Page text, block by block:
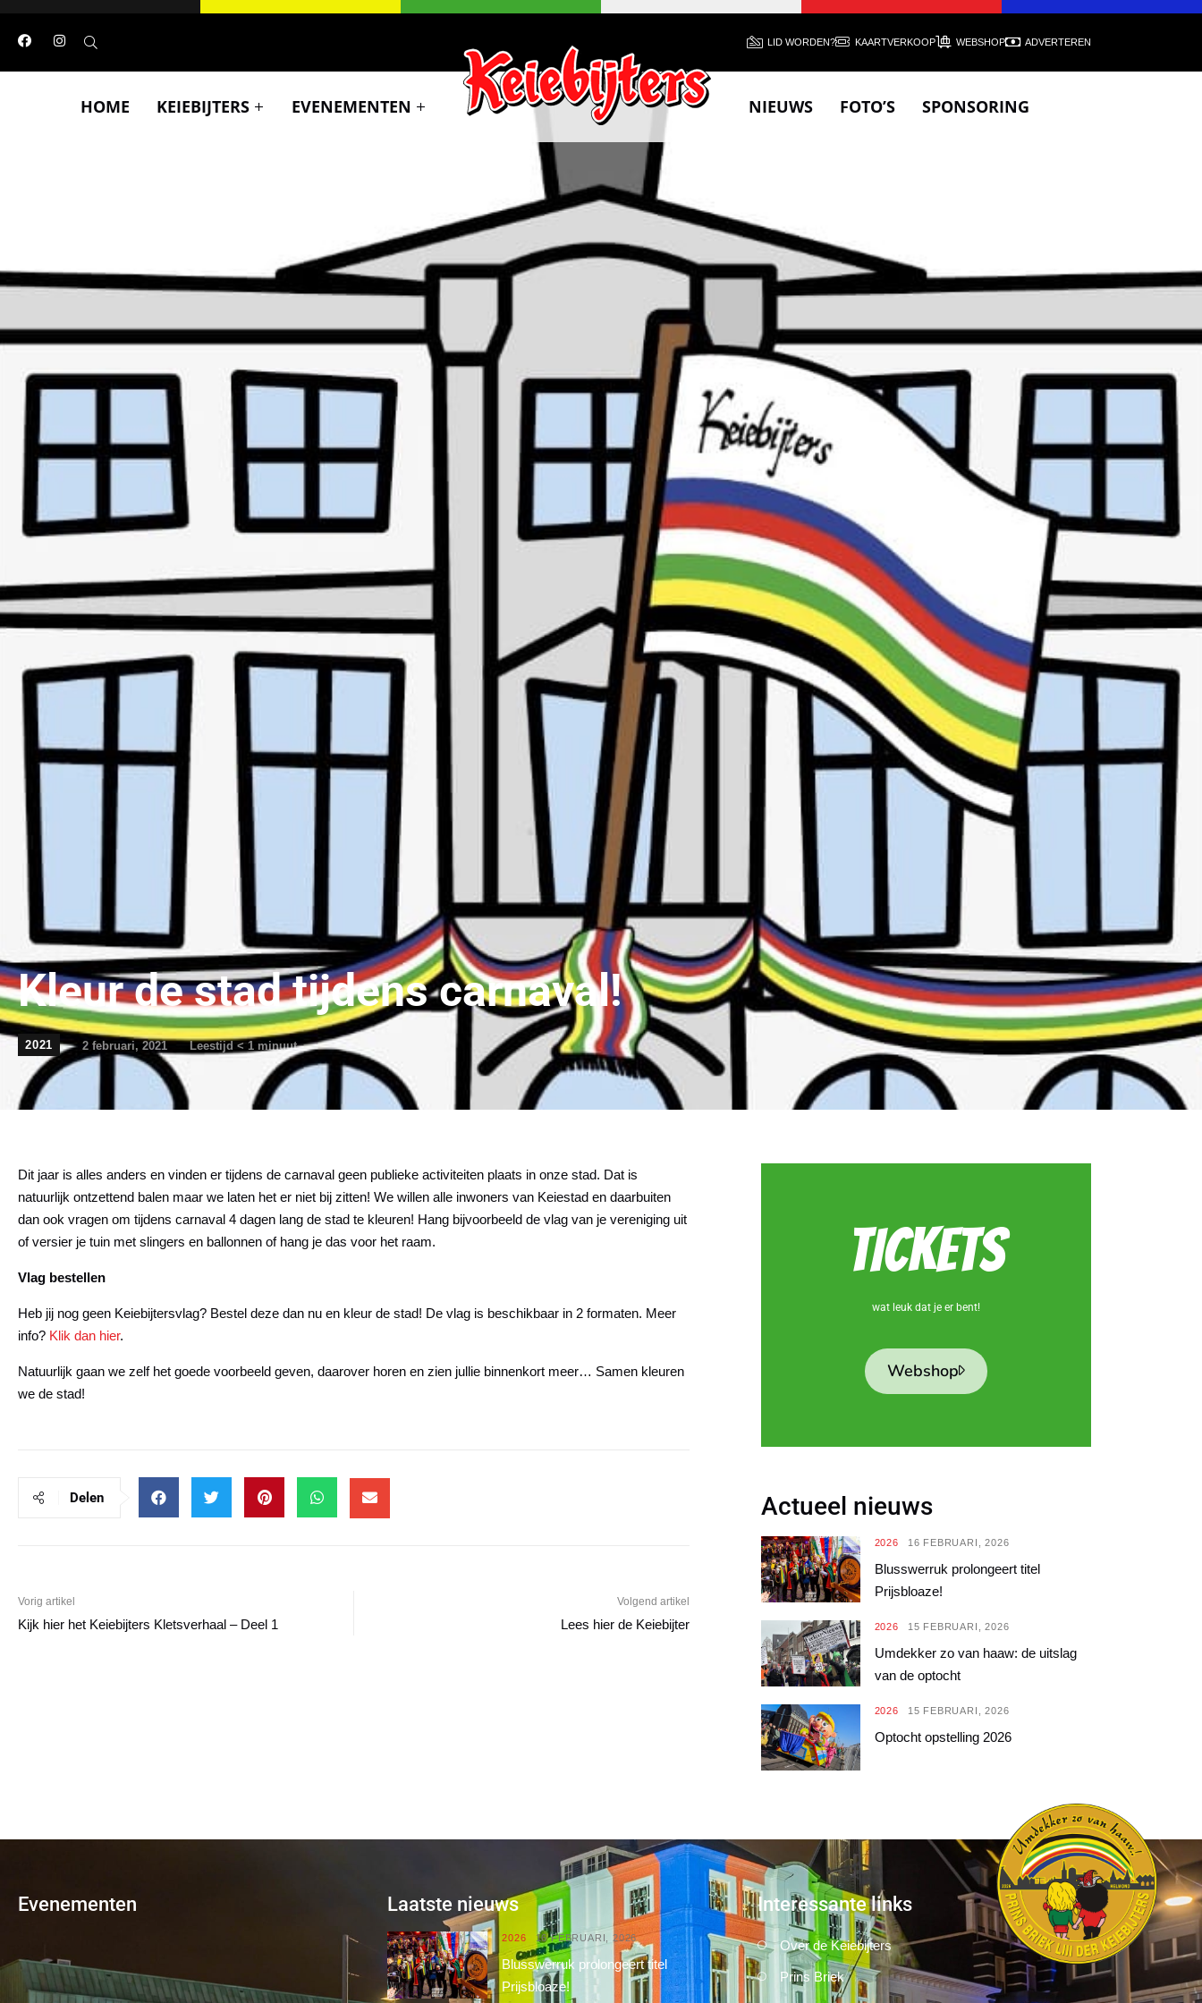
LID WORDEN? KAARTVERKOOP WEBSHOP ADVERTEREN
HOME KEIEBIJTERS EVENEMENTEN NIEUWS FOTO’S SPONSORING
Kleur de stad tijdens carnaval!
2021 2 februari, 2021 Leestijd < 1 minuut
Dit jaar is alles anders en vinden er tijdens de carnaval geen publieke activiteiten plaats in onze stad. Dat is
natuurlijk ontzettend balen maar we laten het er niet bij zitten! We willen alle inwoners van Keiestad en daarbuiten
dan ook vragen om tijdens carnaval 4 dagen lang de stad te kleuren! Hang bijvoorbeeld de vlag van je vereniging uit
of versier je tuin met slingers en ballonnen of hang je das voor het raam.
Vlag bestellen
Heb jij nog geen Keiebijtersvlag? Bestel deze dan nu en kleur de stad! De vlag is beschikbaar in 2 formaten. Meer
info? Klik dan hier.
Natuurlijk gaan we zelf het goede voorbeeld geven, daarover horen en zien jullie binnenkort meer… Samen kleuren
we de stad!
Delen
Vorig artikel
Kijk hier het Keiebijters Kletsverhaal – Deel 1
Volgend artikel
Lees hier de Keiebijter
TICKETS
wat leuk dat je er bent!
Webshop
Actueel nieuws
2026 16 FEBRUARI, 2026
Blusswerruk prolongeert titel
Prijsbloaze!
2026 15 FEBRUARI, 2026
Umdekker zo van haaw: de uitslag
van de optocht
2026 15 FEBRUARI, 2026
Optocht opstelling 2026
Evenementen Laatste nieuws
2026 16 FEBRUARI, 2026
Blusswerruk prolongeert titel
Prijsbloaze!
Interessante links
Over de Keiebijters
Prins Briek